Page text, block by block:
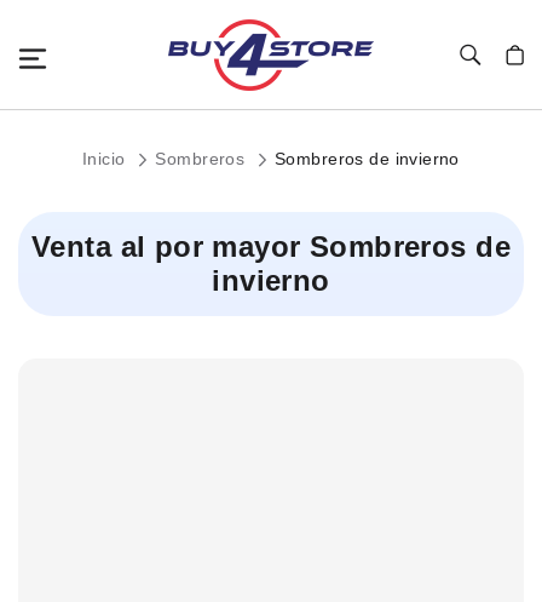
Inicio Sombreros Sombreros de invierno
Venta al por mayor Sombreros de
invierno